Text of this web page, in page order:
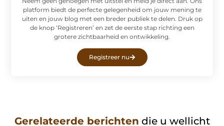
platform biedt de perfecte gelegenheid om jouw mening te
uiten en jouw blog met een breder publiek te delen. Druk op
de knop ‘Registreren’ en zet de eerste stap richting een
grotere zichtbaarheid en ontwikkeling.
Registreer nu
Gerelateerde berichten die u wellicht